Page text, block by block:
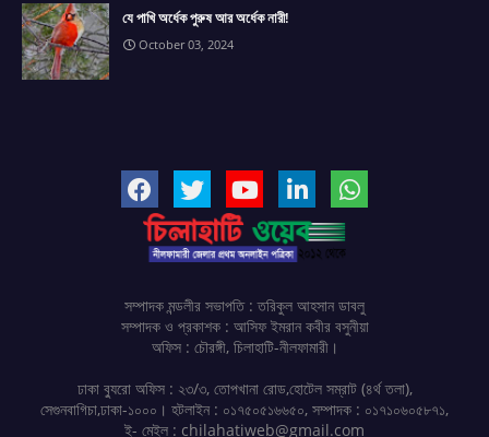
যে পাখি অর্ধেক পুরুষ আর অর্ধেক নারী!
October 03, 2024
সম্পাদক মন্ডলীর সভাপতি : তরিকুল আহসান ডাবলু
সম্পাদক ও প্রকাশক : আসিফ ইমরান কবীর বসুনীয়া
অফিস : চৌরঙ্গী, চিলাহাটি-নীলফামারী।
ঢাকা ব্যুরো অফিস : ২৩/৩, তোপখানা রোড,হোটেল সম্রাট (৪র্থ তলা),
সেগুনবাগিচা,ঢাকা-১০০০। হটলাইন : ০১৭৫০৫১৬৬৫০, সম্পাদক : ০১৭১০৬০৫৮৭১,
ই- মেইল : chilahatiweb@gmail.com